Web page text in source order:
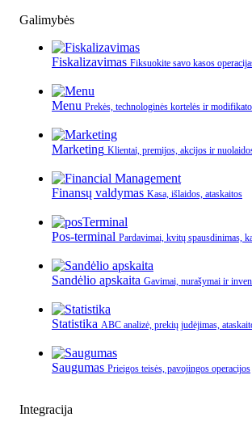
Galimybės
Fiskalizavimas Fiksuokite savo kasos
Menu Prekės, technologinės kortelės ir
Marketing Klientai, premijos, akcijos ir
Finansų valdymas Kasa, išlaidos, ataskaitos
Pos-terminal Pardavimai, kvitų spausdinimas,
Sandėlio apskaita Gavimai, nurašymai ir
Statistika ABC analizė, prekių judėjimas,
Saugumas Prieigos teisės, pavojingos operacijos
Integracija